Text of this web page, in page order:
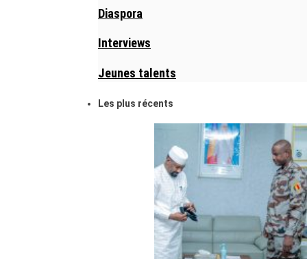
Diaspora
Interviews
Jeunes talents
Les plus récents